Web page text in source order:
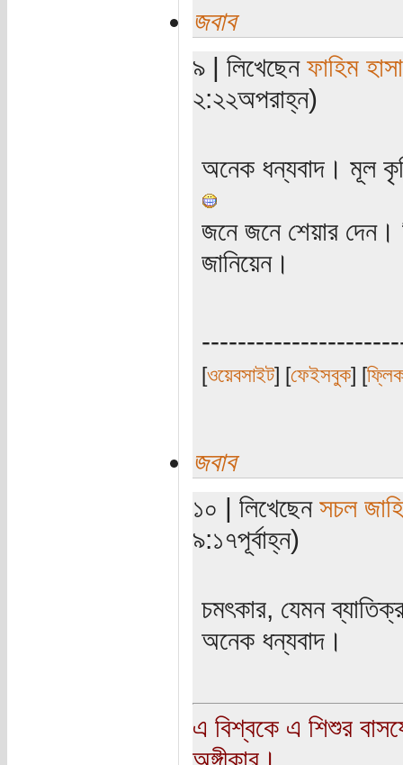
জবাব
৯ | লিখেছেন ফাহিম
২:২২অপরাহ্ন)
অনেক ধন্যবাদ। মূল
জনে জনে শেয়ার দেন।
জানিয়েন।
[ওয়েবসাইট] [ফেইসবুক] [
জবাব
১০ | লিখেছেন সচল
৯:১৭পূর্বাহ্ন)
চমৎকার, যেমন
অনেক ধন্যবাদ।
এ বিশ্বকে এ শিশুর
অঙ্গীকার।